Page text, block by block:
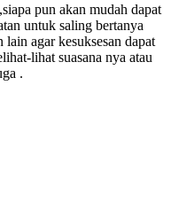
pun akan mudah dapat
untuk saling bertanya
lain agar kesuksesan dapat
lihat suasana nya atau
.